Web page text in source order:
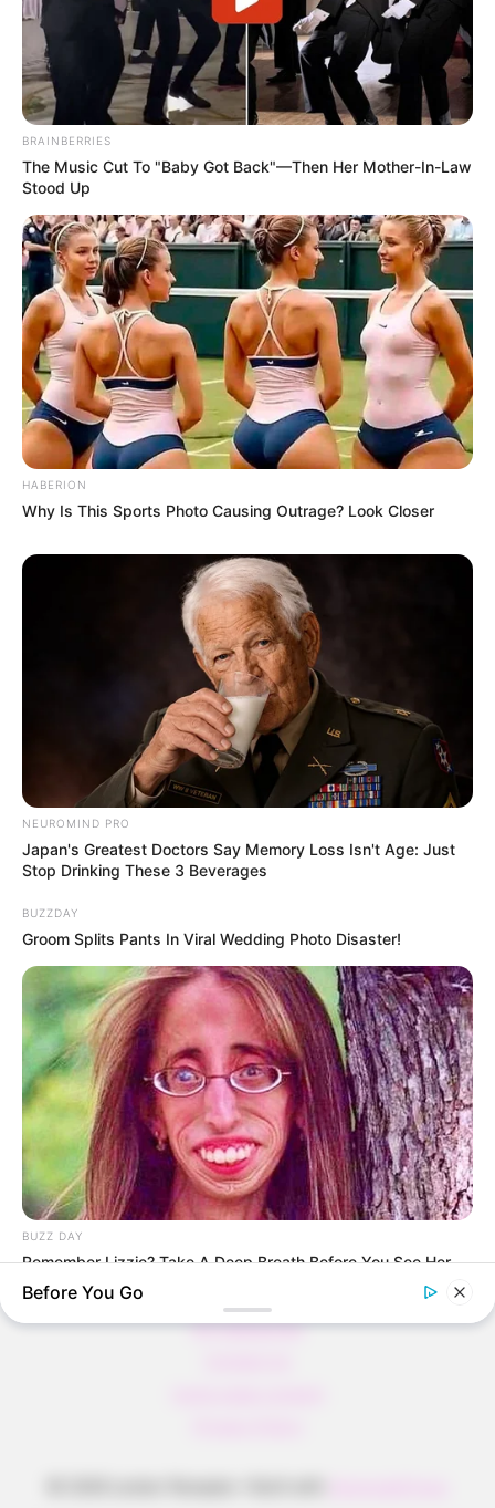
Categories
All
Ein Geheimnis, um Hortensien zum Blühen
zu bringen: Verwenden Sie dieses Getränk als
Dünger
Backpulver, einen Teelöffel in die Pflanzen
werfen: Was Sie sehen werden, ist
außergewöhnlich
Rezepte
Thunfischsalat mit Ei & Joghurt – leicht, cremig
und voller Protein!
Verführerisch lecker: Quark-Vanille-
Pfannkuchen ohne Mehl in nur 5 Minuten!
DEI BESTEN HAUSGEMACHTEN EISBEIN
VARIATIONEN
DIE BESTEN SALAT DRESSINGS
die besten hausgemachten BBQ sauce
variationen
All Categories
BRAINBERRIES
The Music Cut To "Baby Got Back"—Then Her Mother-In-Law
Stood Up
HABERION
Why Is This Sports Photo Causing Outrage? Look Closer
NEUROMIND PRO
Japan's Greatest Doctors Say Memory Loss Isn't Age: Just
Stop Drinking These 3 Beverages
BUZZDAY
Groom Splits Pants In Viral Wedding Photo Disaster!
BUZZ DAY
Remember Lizzie? Take A Deep Breath Before You See Her
Now
Before You Go